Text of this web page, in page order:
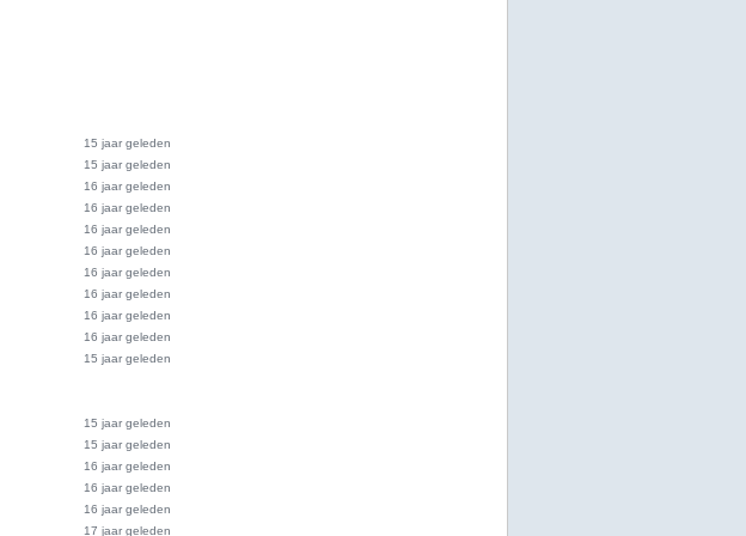
15 jaar geleden
15 jaar geleden
16 jaar geleden
16 jaar geleden
16 jaar geleden
16 jaar geleden
16 jaar geleden
16 jaar geleden
16 jaar geleden
16 jaar geleden
15 jaar geleden
15 jaar geleden
15 jaar geleden
16 jaar geleden
16 jaar geleden
16 jaar geleden
17 jaar geleden